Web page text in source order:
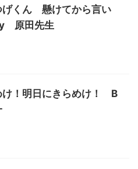
くん 懸けてから言い
原田先生
け！明日にきらめけ！ B